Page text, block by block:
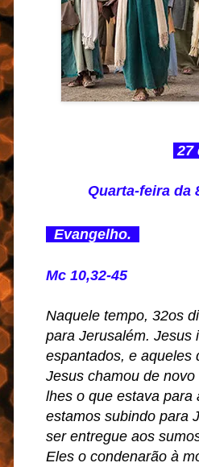
27
Quarta-feira da
Evangelho.
Mc 10,32-45
Naquele tempo, 32os
para Jerusalém. Jesus
espantados, e aqueles
Jesus chamou de
lhes o que estava para
estamos subindo para
ser entregue aos
Eles o condenarão à